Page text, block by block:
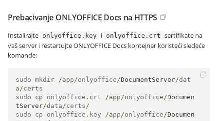
Prebacivanje ONLYOFFICE Docs na HTTPS
Instalirajte onlyoffice.key i onlyoffice.crt sertifikate na
vaš server i restartujte ONLYOFFICE Docs kontejner koristeći sledeće
komande:
sudo mkdir /app/onlyoffice/DocumentServer/dat
a/certs
sudo cp onlyoffice . crt /app/onlyoffice/Documen
tServer/data/certs/
sudo cp onlyoffice . key /app/onlyoffice/Documen